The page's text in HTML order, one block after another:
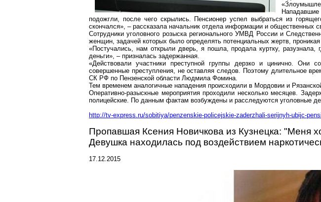
Нападавшие
подожгли, после чего скрылись. Пенсионер успел выбраться из
скончался», – рассказала начальник отдела информации и
Сотрудники уголовного розыска регионального УМВД России и
женщин, задачей которых было определять потенциальных жертв,
«Постучались, нам открыли дверь, я пошла, продала куртку,
деньги», – призналась задержанная.
«Действовали участники преступной группы дерзко и цинично. Они
совершенные преступления, не оставляя следов. Поэтому длительное
СК РФ по Пензенской области Людмила Фомина.
Тем временем аналогичные нападения происходили в Мордовии и
Оперативно-разыскные мероприятия проходили несколько месяцев.
полицейские. По данным фактам возбуждены и расследуются уголовные
http://tv-express.ru/sobitiya/penzenskie-policejskie-zaderzhali-serijnyh-ubijc-
Пропавшая Ксения Новичкова из Кузнецка: "Меня
Девушка находилась под воздействием
17.12.2015